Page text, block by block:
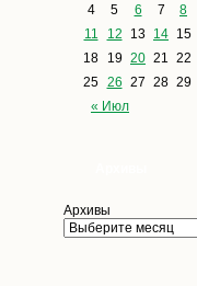
« Июл
4
5 6 7 8
11
12 13 14 15
18
19 20 21 22
25 26 27 28 29
Архивы